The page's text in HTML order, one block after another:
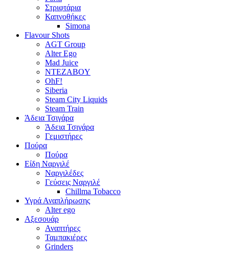
Στριφτάρια
Καπνοθήκες
Simona
Flavour Shots
AGT Group
Alter Ego
Mad Juice
NTEZABOY
OhF!
Siberia
Steam City Liquids
Steam Train
Άδεια Τσιγάρα
Άδεια Τσιγάρα
Γεμιστήρες
Πούρα
Πούρα
Είδη Ναργιλέ
Ναργιλέδες
Γεύσεις Ναργιλέ
Chillma Tobacco
Υγρά Αναπλήρωσης
Alter ego
Αξεσουάρ
Αναπτήρες
Ταμπακιέρες
Grinders